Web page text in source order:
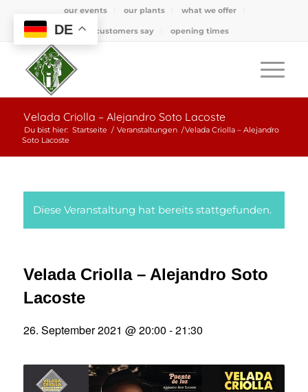
our events our plants what we offer
what customers say opening times
Velada Criolla – Alejandro Soto Lacoste
Du bist hier: Startseite / Veranstaltungen /Velada Criolla – Alejandro
Soto Lacoste
Diese Veranstaltung hat bereits stattgefunden.
Velada Criolla – Alejandro Soto
Lacoste
26. September 2021 @ 20:00 -21:30
DE